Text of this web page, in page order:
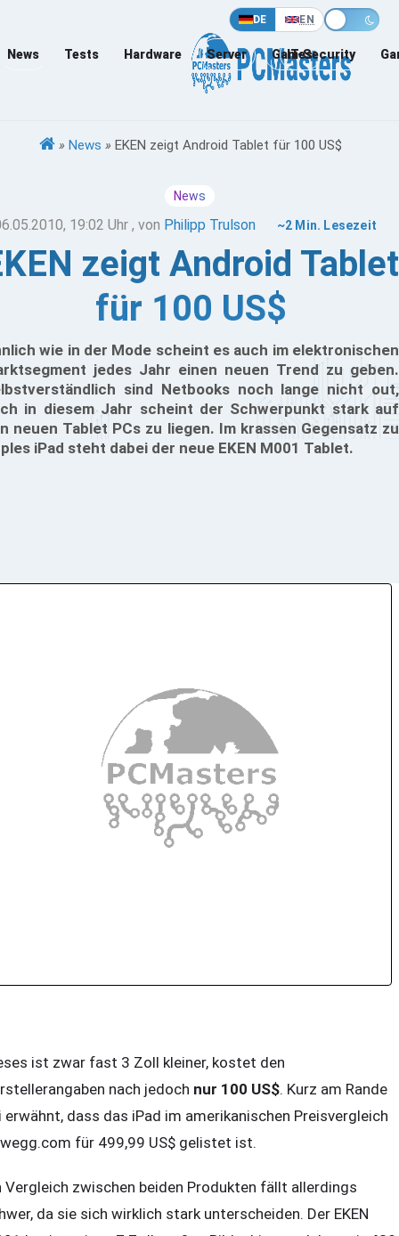
DE EN
News Tests Hardware Server Games
IT-Security
» News » EKEN zeigt Android Tablet für 100 US$
News
19:02 Uhr , von Philipp Trulson ~2 Min. Lesezeit
zeigt Android Tablet
für 100 US$
wie in der Mode scheint es auch im elektronischen
jedes Jahr einen neuen Trend zu geben.
sind Netbooks noch lange nicht out,
in diesem Jahr scheint der Schwerpunkt stark auf
neuen Tablet PCs zu liegen. Im krassen Gegensatz zu
iPad steht dabei der neue EKEN M001 Tablet.
ist zwar fast 3 Zoll kleiner, kostet den
nach jedoch nur 100 US$. Kurz am Rande
erwähnt, dass das iPad im amerikanischen Preisvergleich
für 499,99 US$ gelistet ist.
Vergleich zwischen beiden Produkten fällt allerdings
da sie sich wirklich stark unterscheiden. Der EKEN